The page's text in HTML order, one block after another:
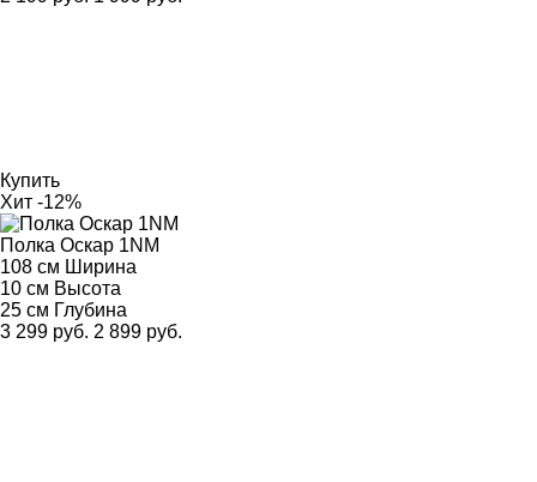
Купить
Хит -12%
Полка Оскар 1NM
108 см Ширина
10 см Высота
25 см Глубина
3 299 руб. 2 899 руб.